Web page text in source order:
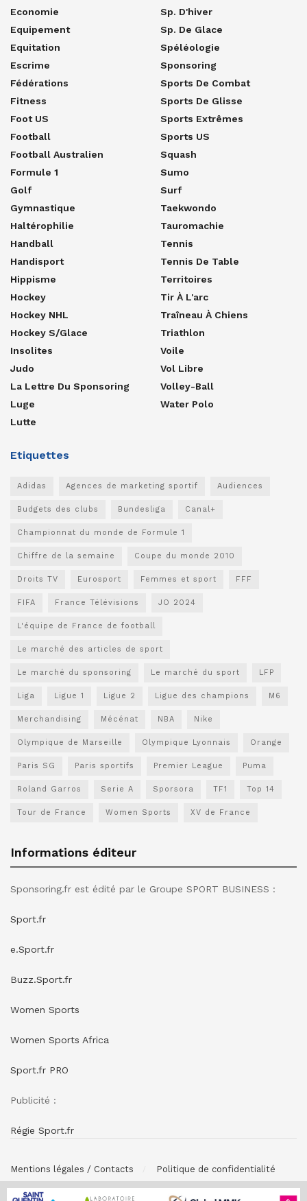
Economie
Equipement
Equitation
Escrime
Fédérations
Fitness
Foot US
Football
Football Australien
Formule 1
Golf
Gymnastique
Haltérophilie
Handball
Handisport
Hippisme
Hockey
Hockey NHL
Hockey S/glace
Insolites
Judo
La Lettre Du Sponsoring
Luge
Lutte
Sp. D'hiver
Sp. De Glace
Spéléologie
Sponsoring
Sports De Combat
Sports De Glisse
Sports Extrêmes
Sports US
Squash
Sumo
Surf
Taekwondo
Tauromachie
Tennis
Tennis De Table
Territoires
Tir À L'arc
Traîneau À Chiens
Triathlon
Voile
Vol Libre
Volley-Ball
Water Polo
Etiquettes
Adidas Agences de marketing sportif Audiences
Budgets des clubs Bundesliga Canal+
Championnat du monde de Formule 1
Chiffre de la semaine Coupe du monde 2010
Droits TV Eurosport Femmes et sport FFF
FIFA France Télévisions JO 2024
L'équipe de France de football
Le marché des articles de sport
Le marché du sponsoring Le marché du sport LFP
Liga Ligue 1 Ligue 2 Ligue des champions M6
Merchandising Mécénat NBA Nike
Olympique de Marseille Olympique Lyonnais Orange
Paris SG Paris sportifs Premier League Puma
Roland Garros Serie A Sporsora TF1 Top 14
Tour de France Women Sports XV de France
Informations éditeur
Sponsoring.fr est édité par le Groupe SPORT BUSINESS :
Sport.fr
e.Sport.fr
Buzz.Sport.fr
Women Sports
Women Sports Africa
Sport.fr PRO
Publicité :
Régie Sport.fr
Mentions légales / Contacts Politique de confidentialité
© SPONSORING.FR